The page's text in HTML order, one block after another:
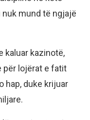
mund të ngjajë
kaluar kazinotë,
për lojërat e fatit
hap, duke krijuar